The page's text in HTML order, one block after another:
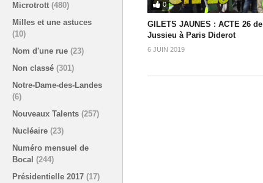
Microtrott (480)
Milles et une astuces
(10)
Nom d'une rue (23)
Non classé (301)
Notre-Dame-des-Landes
(6)
Nouveaux Talents (257)
Nucléaire (23)
Numéro mensuel de
Bocal (244)
Présidentielle 2017 (17)
0
GILETS JAUNES : ACTE 26 de
Jussieu à Paris Diderot
6 JUIN 2019